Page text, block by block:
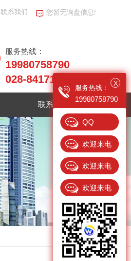
您暂无询盘信息!
联系我们
服务热线：
19980758790
028-84171800
联系我们
返回
X
服务热线：
19980758790
QQ
欢迎来电
13408695896
欢迎来电
15982374238
欢迎来电
18381718969